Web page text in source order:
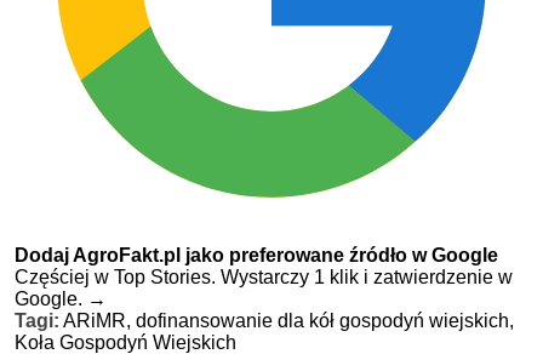
Dodaj AgroFakt.pl jako preferowane źródło w Google
Częściej w Top Stories. Wystarczy 1 klik i zatwierdzenie w
Google. →
Tagi: ARiMR, dofinansowanie dla kół gospodyń wiejskich,
Koła Gospodyń Wiejskich